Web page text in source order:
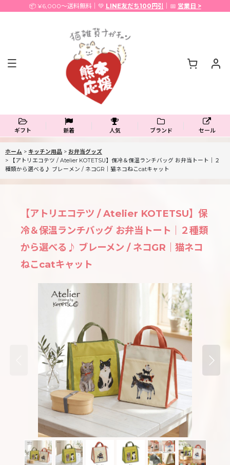
📦 ¥6,000〜送料無料｜💚 LINE友だち100円引 ｜📅 営業日 >
ギフト 新着 人気 ブランド セール
ホーム > キッチン用品 > お弁当グッズ
>
【アトリエコテツ / Atelier KOTETSU】保冷＆保温ランチバッグ お弁当トート｜２
種類から選べる♪ ブレーメン / ネコGR｜猫ネコねこcatキャット
【アトリエコテツ / Atelier KOTETSU】保
冷＆保温ランチバッグ お弁当トート｜２種類
から選べる♪ ブレーメン / ネコGR｜猫ネコ
ねこcatキャット